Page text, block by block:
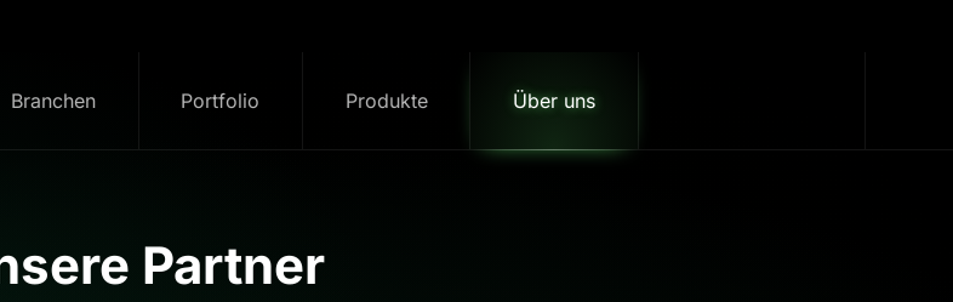
Branchen Portfolio Produkte Über uns
Partner